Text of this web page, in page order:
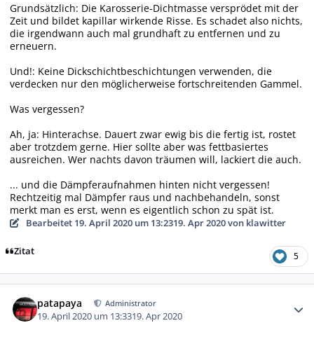
Grundsätzlich: Die Karosserie-Dichtmasse versprödet mit der
Zeit und bildet kapillar wirkende Risse. Es schadet also nichts,
die irgendwann auch mal grundhaft zu entfernen und zu
erneuern.
Und!: Keine Dickschichtbeschichtungen verwenden, die
verdecken nur den möglicherweise fortschreitenden Gammel.
Was vergessen?
Ah, ja: Hinterachse. Dauert zwar ewig bis die fertig ist, rostet
aber trotzdem gerne. Hier sollte aber was fettbasiertes
ausreichen. Wer nachts davon träumen will, lackiert die auch.
... und die Dämpferaufnahmen hinten nicht vergessen!
Rechtzeitig mal Dämpfer raus und nachbehandeln, sonst
merkt man es erst, wenn es eigentlich schon zu spät ist.
Bearbeitet 19. April 2020 um 13:2319. Apr 2020von klawitter
Zitat 5
patapaya Administrator
19. April 2020 um 13:3319. Apr 2020